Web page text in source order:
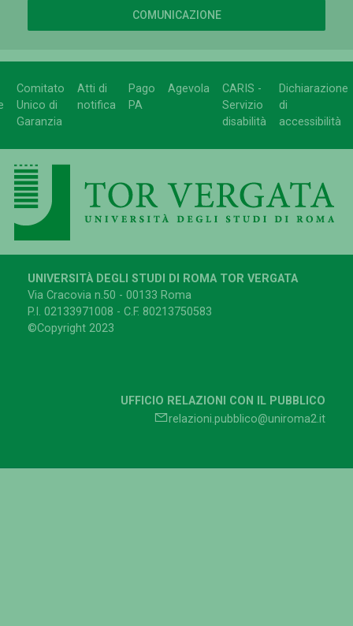
COMUNICAZIONE
Comitato
Unico di
Garanzia
Atti di
notifica
Pago
PA
Agevola
CARIS -
Servizio
disabilità
Dichiarazione
di
accessibilità
UNIVERSITÀ DEGLI STUDI DI ROMA TOR VERGATA
Via Cracovia n.50 - 00133 Roma
P.I. 02133971008 - C.F. 80213750583
©Copyright 2023
UFFICIO RELAZIONI CON IL PUBBLICO
relazioni.pubblico@uniroma2.it